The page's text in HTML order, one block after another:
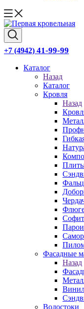
+7 (4942) 41-99-99
Каталог
Назад
Каталог
Кровля
Назад
Фасадные
Назад
Водостоки